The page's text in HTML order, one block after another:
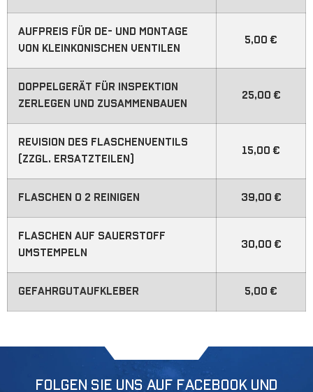
Aufpreis für De- und Montage
von kleinkonischen Ventilen
5,00 €
Doppelgerät für Inspektion
zerlegen und zusammenbauen
25,00 €
Revision des Flaschenventils
(zzgl. Ersatzteilen)
15,00 €
Flaschen O 2 reinigen 39,00 €
Flaschen auf Sauerstoff
umstempeln
30,00 €
Gefahrgutaufkleber 5,00 €
FOLGEN SIE UNS AUF FACEBOOK UND